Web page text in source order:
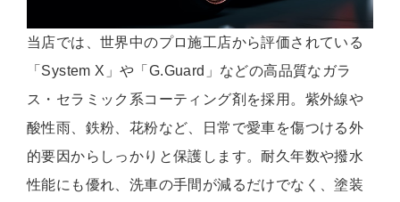
当店では、世界中のプロ施工店から評価されている
「System X」や「G.Guard」などの高品質なガラ
ス・セラミック系コーティング剤を採用。紫外線や
酸性雨、鉄粉、花粉など、日常で愛車を傷つける外
的要因からしっかりと保護します。耐久年数や撥水
性能にも優れ、洗車の手間が減るだけでなく、塗装